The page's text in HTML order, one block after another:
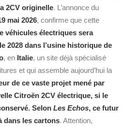
2CV originelle. L’annonce du
mai 2026, confirme que cette
véhicules électriques sera
2028 dans l’usine historique de
, en Italie, un site déjà spécialisé
et qui assemble aujourd’hui la
de ce vaste projet mené par
Citroën 2CV électrique, si le
Selon Les Echos, ce futur
dans les cartons. Attention,